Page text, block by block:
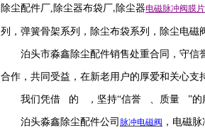
除尘配件厂, 除尘器布袋厂, 除尘器电磁脉冲阀 膜片
列，弹簧骨架系列，除尘布袋系列，除尘电
泊头市淼鑫除尘配件销售处重合同，守
合作，共同受益，在新老用户的厚爱和关心支
我们凭借 的 ，坚持“信誉 、质量 ”的
泊头淼鑫除尘配件公司 脉冲电磁阀 ，电磁脉